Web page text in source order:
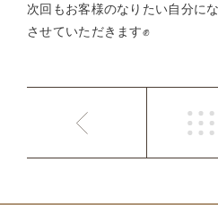
次回もお客様のなりたい自分に
させていただきます✊